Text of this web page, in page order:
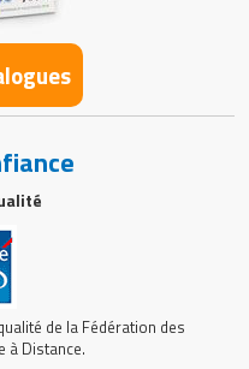
de la Fédération des
à Distance.